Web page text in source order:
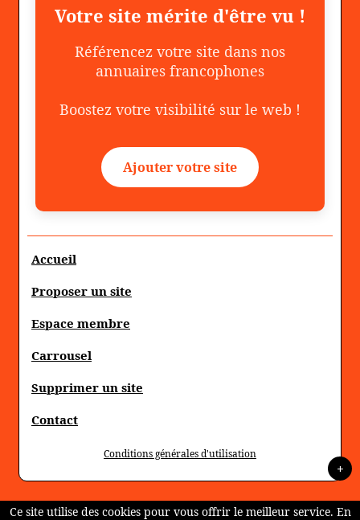
Votre site mérite d'être vu !
Référencez votre site dans nos
annuaires francophones
Boostez votre visibilité sur le web !
Ajouter votre site
Accueil
Proposer un site
Espace membre
Carrousel
Supprimer un site
Contact
Conditions générales d'utilisation
+
Ce site utilise des cookies pour vous offrir le meilleur service. En